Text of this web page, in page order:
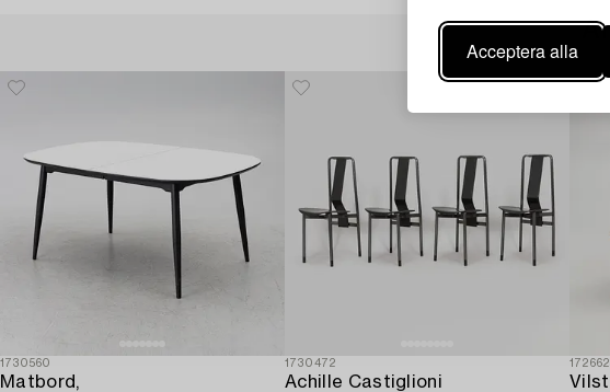
Acceptera alla
1730560
Matbord,
1730472
Achille Castiglioni